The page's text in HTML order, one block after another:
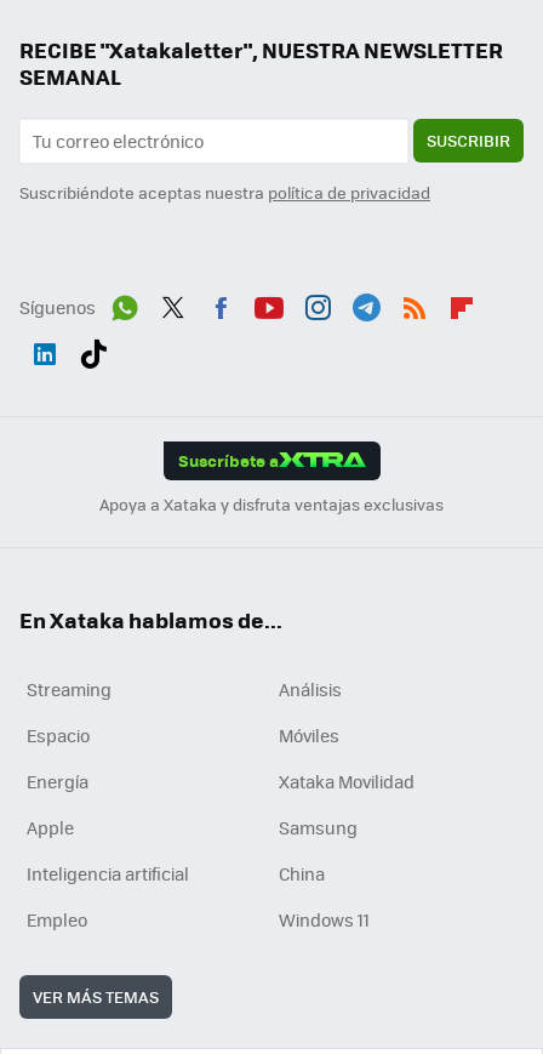
RECIBE "Xatakaletter", NUESTRA NEWSLETTER
SEMANAL
SUSCRIBIR
Suscribiéndote aceptas nuestra política de privacidad
Síguenos
Suscríbete a
Apoya a Xataka y disfruta ventajas exclusivas
En Xataka hablamos de...
Streaming
Análisis
Espacio
Móviles
Energía
Xataka Movilidad
Apple
Samsung
Inteligencia artificial
China
Empleo
Windows 11
VER MÁS TEMAS